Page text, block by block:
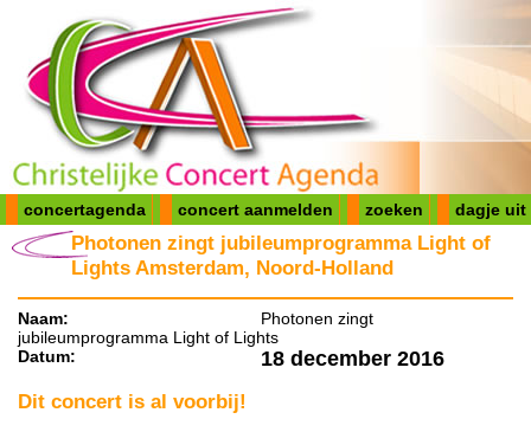
concertagenda concert aanmelden zoeken dagje uit
Photonen zingt jubileumprogramma Light of
Lights Amsterdam, Noord-Holland
Naam:
Photonen zingt
jubileumprogramma Light of Lights
Datum:
18 december 2016
Dit concert is al voorbij!